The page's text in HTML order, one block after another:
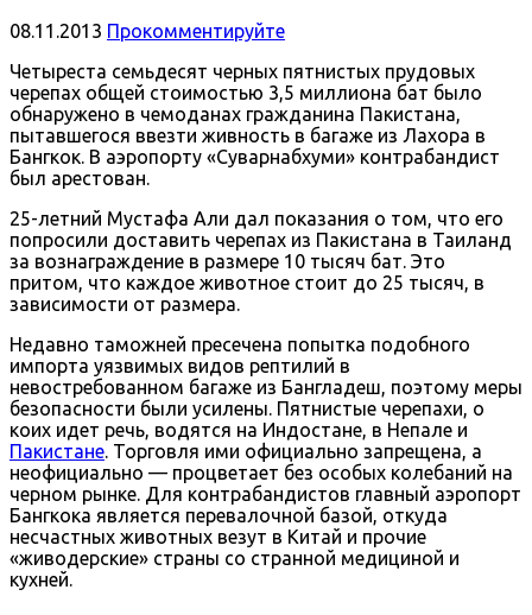
08.11.2013 Прокомментируйте
Четыреста семьдесят черных пятнистых прудовых
черепах общей стоимостью 3,5 миллиона бат было
обнаружено в чемоданах гражданина Пакистана,
пытавшегося ввезти живность в багаже из Лахора в
Бангкок. В аэропорту «Суварнабхуми» контрабандист
был арестован.
25-летний Мустафа Али дал показания о том, что его
попросили доставить черепах из Пакистана в Таиланд
за вознаграждение в размере 10 тысяч бат. Это
притом, что каждое животное стоит до 25 тысяч, в
зависимости от размера.
Недавно таможней пресечена попытка подобного
импорта уязвимых видов рептилий в
невостребованном багаже из Бангладеш, поэтому меры
безопасности были усилены. Пятнистые черепахи, о
коих идет речь, водятся на Индостане, в Непале и
Пакистане. Торговля ими официально запрещена, а
неофициально — процветает без особых колебаний на
черном рынке. Для контрабандистов главный аэропорт
Бангкока является перевалочной базой, откуда
несчастных животных везут в Китай и прочие
«живодерские» страны со странной медициной и
кухней.